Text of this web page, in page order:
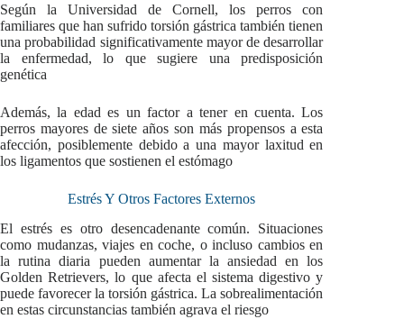
Según la Universidad de Cornell, los perros con
familiares que han sufrido torsión gástrica también tienen
una probabilidad significativamente mayor de desarrollar
la enfermedad, lo que sugiere una predisposición
genética
Además, la edad es un factor a tener en cuenta. Los
perros mayores de siete años son más propensos a esta
afección, posiblemente debido a una mayor laxitud en
los ligamentos que sostienen el estómago
Estrés Y Otros Factores Externos
El estrés es otro desencadenante común. Situaciones
como mudanzas, viajes en coche, o incluso cambios en
la rutina diaria pueden aumentar la ansiedad en los
Golden Retrievers, lo que afecta el sistema digestivo y
puede favorecer la torsión gástrica. La sobrealimentación
en estas circunstancias también agrava el riesgo